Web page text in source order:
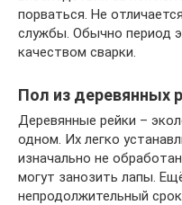
порваться. Не
службы. Обычно период
качеством сварки.
Пол из деревянных
Деревянные рейки –
одном. Их легко
изначально не
могут занозить лапы.
непродолжительный